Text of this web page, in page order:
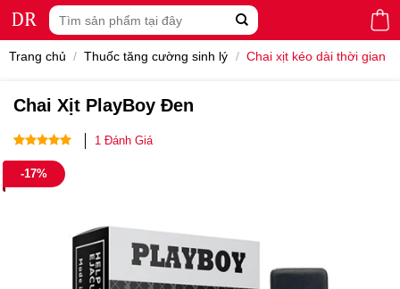
Tìm
kiếm:
Trang chủ / Thuốc tăng cường sinh lý / Chai xịt kéo dài thời gian
Chai Xịt PlayBoy Đen
5.00trên 5
dựa trên
1
đánh giá
1 Đánh Giá
-17%